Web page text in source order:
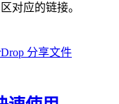
对应的链接。